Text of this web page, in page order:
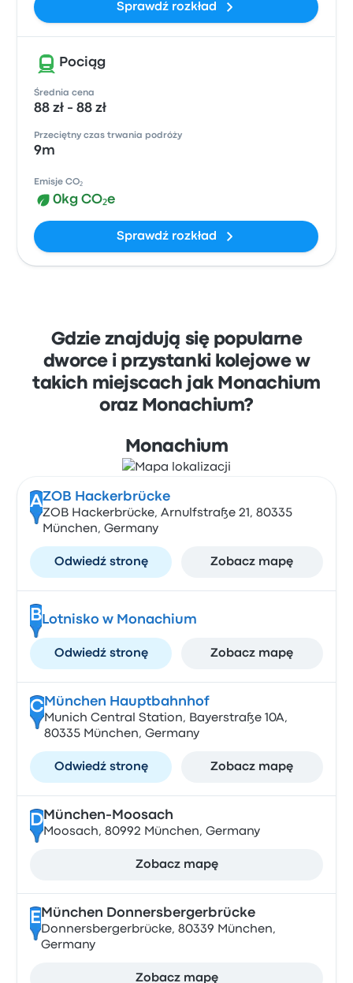
Sprawdź rozkład
Pociąg
Średnia cena
88 zł - 88 zł
Przeciętny czas trwania podróży
9m
Emisje CO₂
0kg CO₂e
Sprawdź rozkład
Gdzie znajdują się popularne
dworce i przystanki kolejowe w
takich miejscach jak Monachium
oraz Monachium?
Monachium
AZOB Hackerbrücke
ZOB Hackerbrücke, Arnulfstraße 21, 80335
München, Germany
Odwiedź stronę Zobacz mapę
BLotnisko w Monachium
Odwiedź stronę Zobacz mapę
CMünchen Hauptbahnhof
Munich Central Station, Bayerstraße 10A,
80335 München, Germany
Odwiedź stronę Zobacz mapę
DMünchen-Moosach
Moosach, 80992 München, Germany
Zobacz mapę
E München Donnersbergerbrücke
Donnersbergerbrücke, 80339 München,
Germany
Zobacz mapę